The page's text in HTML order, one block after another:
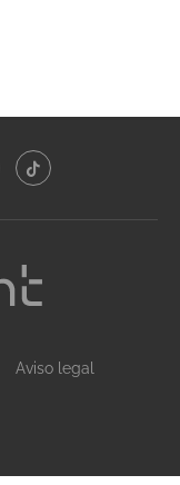
Aviso legal